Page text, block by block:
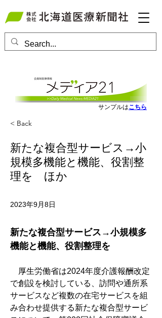
サンプルはこちら
< Back
新たな複合型サービス→小
規模多機能と機能、役割整
理を ほか
2023年9月8日
新たな複合型サービス→小規模多
機能と機能、役割整理を
厚生労働省は2024年度介護報酬改定
で創設を検討している、訪問や通所系
サービスなど複数の在宅サービスを組
み合わせ提供する新たな複合型サービ